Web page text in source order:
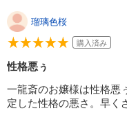
瑠璃色桜
購入済み
性格悪ぅ
一龍斎のお嬢様は性格悪
定した性格の悪さ。早く